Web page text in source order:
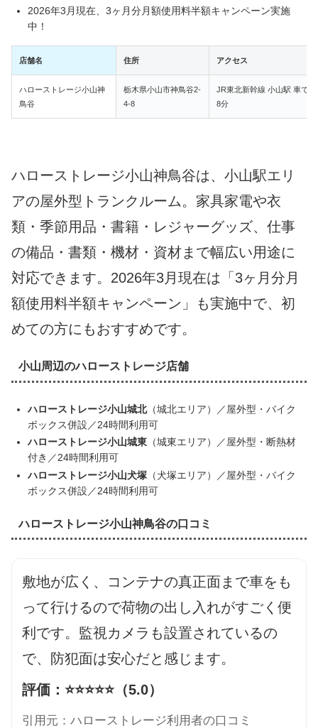
2026年3月現在、3ヶ月分月額使用料半額キャンペーン実施
中！
店舗名 住所 アクセス
ハローストレージ小山神
鳥谷
栃木県小山市神鳥谷2-
4-8
JR東北新幹線 小山駅 車で
8分
ハローストレージ小山神鳥谷は、小山駅エリ
アの屋外型トランクルーム。家具家電や衣
類・季節用品・書籍・レジャーグッズ、仕事
の備品・書類・機材・資材まで幅広い用途に
対応できます。2026年3月現在は「3ヶ月分月
額使用料半額キャンペーン」も実施中で、初
めての方にもおすすめです。
小山周辺のハローストレージ店舗
ハローストレージ小山城北（城北エリア）／屋外型・バイク
ボックス併設／24時間利用可
ハローストレージ小山城東（城東エリア）／屋外型・断熱材
付き／24時間利用可
ハローストレージ小山犬塚（犬塚エリア）／屋外型・バイク
ボックス併設／24時間利用可
ハローストレージ小山神鳥谷の口コミ
敷地が広く、コンテナの真正面まで車をも
って行けるので荷物の出し入れがすごく便
利です。監視カメラも設置されているの
で、防犯面は安心だと感じます。
評価：⭐️⭐️⭐️⭐️⭐️（5.0）
引用元：ハローストレージ利用者の口コミ